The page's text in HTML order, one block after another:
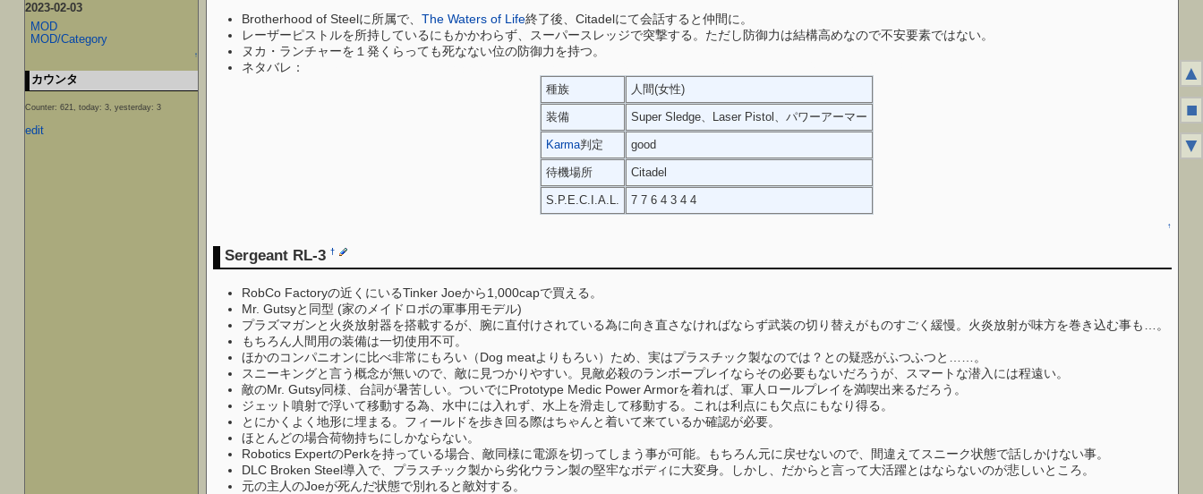
Brotherhood of Steelに所属で、 The Waters of Life終了後、Citadelにて会話すると仲間に。
レーザーピストルを所持しているにもかかわらず、スーパースレッジで突撃する。ただし防御力は結構高めなので不安要素ではない。
ヌカ・ランチャーを１発くらっても死なない位の防御力を持つ。
ネタバレ：
種族 人間(女性)
装備 Super Sledge、Laser Pistol、パワーアーマー
Karma判定 good
待機場所 Citadel
S.P.E.C.I.A.L. 7 7 6 4 3 4 4
↑
Sergeant RL-3 †
RobCo Factoryの近くにいるTinker Joeから1,000capで買える。
Mr. Gutsyと同型 (家のメイドロボの軍事用モデル)
プラズマガンと火炎放射器を搭載するが、腕に直付けされている為に向き直さなければならず武装の切り替えがものすごく緩慢。火炎放射が味方を巻き込む事も…。
もちろん人間用の装備は一切使用不可。
ほかのコンパニオンに比べ非常にもろい（Dog meatよりもろい）ため、実はプラスチック製なのでは？との疑惑がふつふつと……。
スニーキングと言う概念が無いので、敵に見つかりやすい。見敵必殺のランボープレイならその必要もないだろうが、スマートな潜入には程遠い。
敵のMr. Gutsy同様、台詞が暑苦しい。ついでにPrototype Medic Power Armorを着れば、軍人ロールプレイを満喫出来るだろう。
ジェット噴射で浮いて移動する為、水中には入れず、水上を滑走して移動する。これは利点にも欠点にもなり得る。
とにかくよく地形に埋まる。フィールドを歩き回る際はちゃんと着いて来ているか確認が必要。
ほとんどの場合荷物持ちにしかならない。
Robotics ExpertのPerkを持っている場合、敵同様に電源を切ってしまう事が可能。もちろん元に戻せないので、間違えてスニーク状態で話しかけない事。
DLC Broken Steel導入で、プラスチック製から劣化ウラン製の堅牢なボディに大変身。しかし、だからと言って大活躍とはならないのが悲しいところ。
元の主人のJoeが死んだ状態で別れると敵対する。
2023-02-03
MOD
MOD/Category
↑
カウンタ
Counter: 621, today: 3, yesterday: 3
edit
▲
■
▼